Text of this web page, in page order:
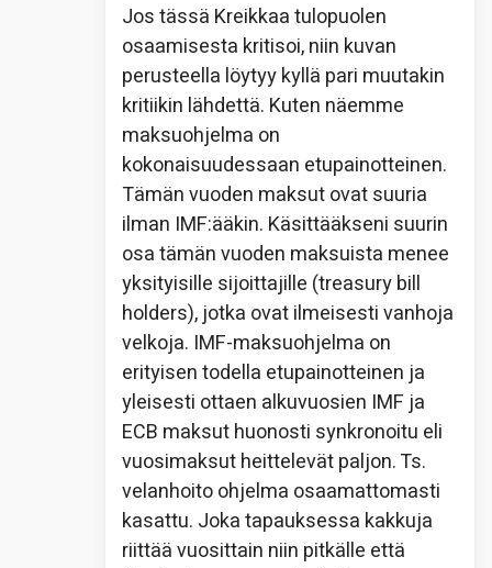
Jos tässä Kreikkaa tulopuolen
osaamisesta kritisoi, niin kuvan
perusteella löytyy kyllä pari muutakin
kritiikin lähdettä. Kuten näemme
maksuohjelma on
kokonaisuudessaan etupainotteinen.
Tämän vuoden maksut ovat suuria
ilman IMF:ääkin. Käsittääkseni suurin
osa tämän vuoden maksuista menee
yksityisille sijoittajille (treasury bill
holders), jotka ovat ilmeisesti vanhoja
velkoja. IMF-maksuohjelma on
erityisen todella etupainotteinen ja
yleisesti ottaen alkuvuosien IMF ja
ECB maksut huonosti synkronoitu eli
vuosimaksut heittelevät paljon. Ts.
velanhoito ohjelma osaamattomasti
kasattu. Joka tapauksessa kakkuja
riittää vuosittain niin pitkälle että